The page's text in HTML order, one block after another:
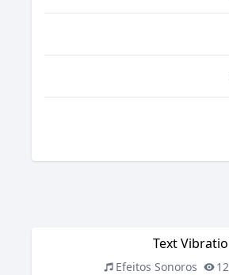
Text
Efeitos Sonoros